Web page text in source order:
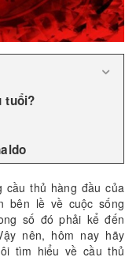
tuổi?
cầu thủ hàng đầu của
bên lề về cuộc sống
số đó phải kể đến
nên, hôm nay hãy
tìm hiểu về cầu thủ